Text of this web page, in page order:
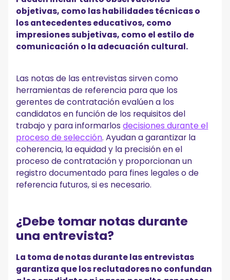
objetivas, como las habilidades técnicas o
los antecedentes educativos, como
impresiones subjetivas, como el estilo de
comunicación o la adecuación cultural.
Las notas de las entrevistas sirven como
herramientas de referencia para que los
gerentes de contratación evalúen a los
candidatos en función de los requisitos del
trabajo y para informarlosdecisiones durante el
proceso de selección. Ayudan a garantizar la
coherencia, la equidad y la precisión en el
proceso de contratación y proporcionan un
registro documentado para fines legales o de
referencia futuros, si es necesario.
¿Debe tomar notas durante
una entrevista?
La toma de notas durante las entrevistas
garantiza que los reclutadores no confundan